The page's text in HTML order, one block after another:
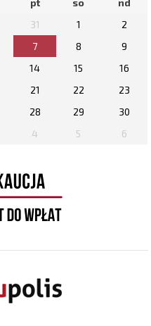
pt so
nd
31 1
2
7 8
9
14 15
16
21 22
23
28 29
30
4 5 6